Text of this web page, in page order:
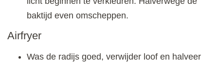
baktijd even omscheppen.
Airfryer
Was de radijs goed, verwijder loof en halveer